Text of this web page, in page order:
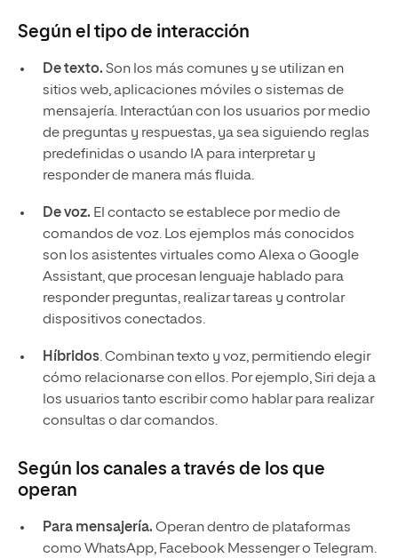
Según el tipo de interacción
De texto. Son los más comunes y se utilizan en
sitios web, aplicaciones móviles o sistemas de
mensajería. Interactúan con los usuarios por medio
de preguntas y respuestas, ya sea siguiendo reglas
predefinidas o usando IA para interpretar y
responder de manera más fluida.
De voz. El contacto se establece por medio de
comandos de voz. Los ejemplos más conocidos
son los asistentes virtuales como Alexa o Google
Assistant, que procesan lenguaje hablado para
responder preguntas, realizar tareas y controlar
dispositivos conectados.
Híbridos. Combinan texto y voz, permitiendo elegir
cómo relacionarse con ellos. Por ejemplo, Siri deja a
los usuarios tanto escribir como hablar para realizar
consultas o dar comandos.
Según los canales a través de los que
operan
Para mensajería. Operan dentro de plataformas
como WhatsApp, Facebook Messenger o Telegram.